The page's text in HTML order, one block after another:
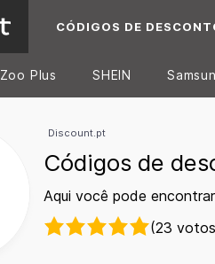
CÓDIGOS DE
Zoo Plus SHEIN
Discount.pt
Códigos de
Aqui você pode
(23